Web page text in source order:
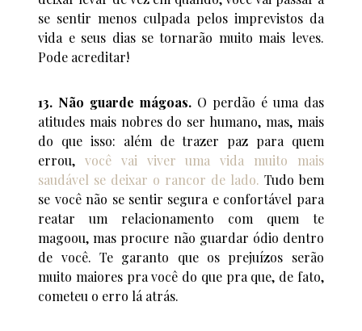
se sentir menos culpada pelos imprevistos da
vida e seus dias se tornarão muito mais leves.
Pode acreditar!
13. Não guarde mágoas. O perdão é uma das
atitudes mais nobres do ser humano, mas, mais
do que isso: além de trazer paz para quem
errou, você vai viver uma vida muito mais
saudável se deixar o rancor de lado. Tudo bem
se você não se sentir segura e confortável para
reatar um relacionamento com quem te
magoou, mas procure não guardar ódio dentro
de você. Te garanto que os prejuízos serão
muito maiores pra você do que pra que, de fato,
cometeu o erro lá atrás.